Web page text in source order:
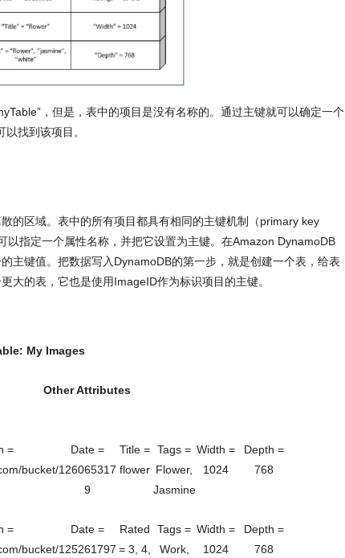
，但是，表中的项目是没有名称的。通过主键就可以确定一个
以找到该项目。
区域。表中的所有项目都具有相同的主键机制（primary key
以指定一个属性名称，并把它设置为主键。在Amazon DynamoDB
主键值。把数据写入DynamoDB的第一步，就是创建一个表，给表
大的表，它也是使用ImageID作为标识项目的主键。
My Images
Other Attributes
=
bucket/
Date =
126065317
9
Title =
flower
Tags =
Flower,
Jasmine
Width =
1024
Depth =
768
=
bucket/
Date =
125261797
Rated
= 3, 4,
Tags =
Work,
Width =
1024
Depth =
768